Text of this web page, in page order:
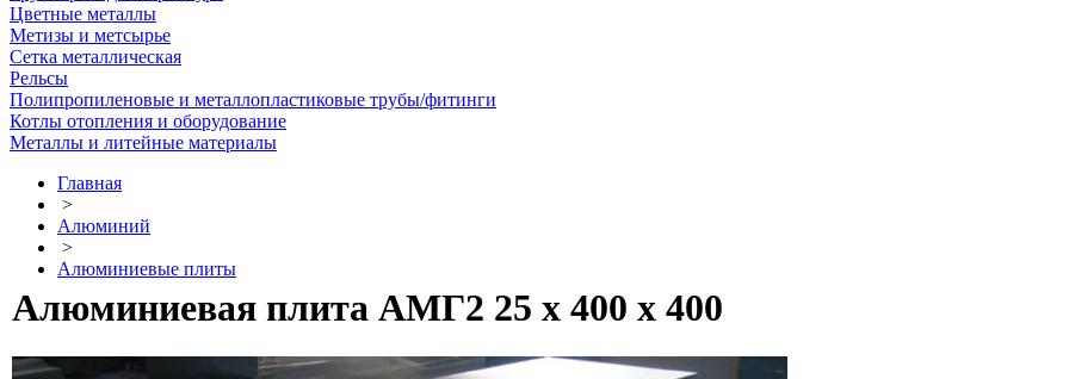
Цветные металлы
Метизы и метсырье
Сетка металлическая
Рельсы
Полипропиленовые и металлопластиковые трубы/фитинги
Котлы отопления и оборудование
Металлы и литейные материалы
Главная
>
Алюминий
>
Алюминиевые плиты
Алюминиевая плита АМГ2 25 х 400 х 400